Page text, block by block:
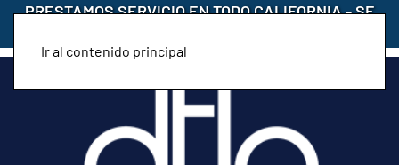
Ir al contenido principal
PRESTAMOS SERVICIO EN TODO CALIFORNIA-SE